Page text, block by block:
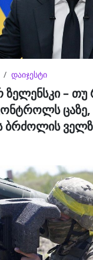
დაიჯესტი
– თუ
ცაზე,
ბრძოლის